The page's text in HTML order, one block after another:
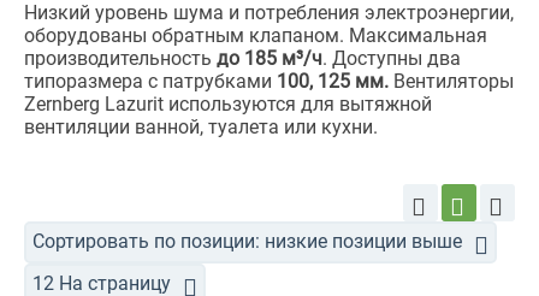
Низкий уровень шума и потребления электроэнергии,
оборудованы обратным клапаном. Максимальная
производительность до 185 м³/ч. Доступны два
типоразмера с патрубками 100, 125 мм. Вентиляторы
Zernberg Lazurit используются для вытяжной
вентиляции ванной, туалета или кухни.
Сортировать по позиции: низкие позиции выше
12 На страницу